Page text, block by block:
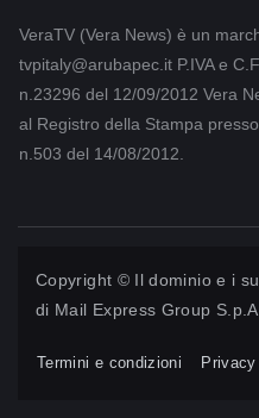
VeraTV (Vera News) è un
tvpitaly@arubapec.it P.IVA e
n.23296 del 12/09/2012 Vera
al Registro della Stampa
n.503 del 14/08/2012.
Copyright © Il dominio e i
di Mail Express Group S.p.A.
Termini e condizioni